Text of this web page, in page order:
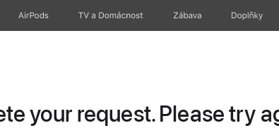
AirPods TV a Domácnost Zábava Doplňky
your request. Please try